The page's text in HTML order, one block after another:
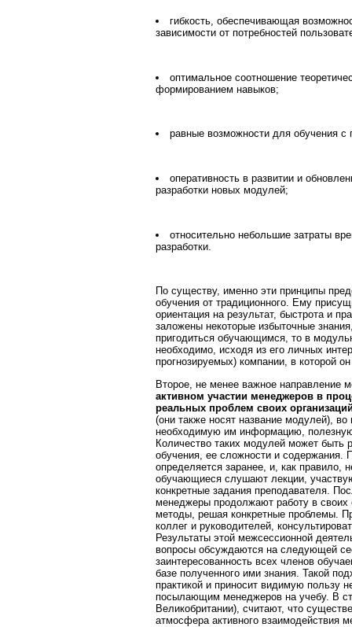
гибкость, обеспечивающая
зависимости от потребностей
оптимальное соотношение
формированием навыков;
равные возможности для обучения
оперативность в развитии и
разработки новых модулей;
относительно небольшие затраты
разработки.
По существу, именно эти принципы
обучения от традиционного. Ему
ориентация на результат, быстрота и
заложены некоторые избыточные
пригодиться обучающимся, то в
необходимо, исходя из его личных
прогнозируемых) компании, в которой он
Второе, не менее важное направление
активном участии менеджеров в
реальных проблем своих
(они также носят название модулей),
необходимую им информацию,
Количество таких модулей может быть
обучения, ее сложности и
определяется заранее, и, как правило,
обучающиеся слушают лекции,
конкретные задания преподавателя.
менеджеры продолжают работу в своих
методы, решая конкретные проблемы.
коллег и руководителей,
Результаты этой межсессионной
вопросы обсуждаются на следующей
заинтересованность всех членов
базе полученного ими знания. Такой
практикой и приносит видимую пользу
посылающим менеджеров на учебу. В
Великобритании), считают, что
атмосфера активного взаимодействия